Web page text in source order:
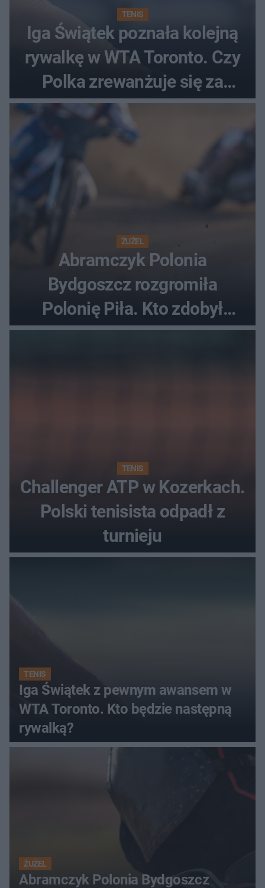
TENIS
Iga Świątek poznała kolejną
rywalkę w WTA Toronto. Czy
Polka zrewanżuje się za
ostatnią porażkę?
ŻUŻEL
Abramczyk Polonia
Bydgoszcz rozgromiła
Polonię Piła. Kto zdobył
najwięcej punktów?
TENIS
Challenger ATP w Kozerkach.
Polski tenisista odpadł z
turnieju
TENIS
Iga Świątek z pewnym awansem w
WTA Toronto. Kto będzie następną
rywalką?
ŻUŻEL
Abramczyk Polonia Bydgoszcz